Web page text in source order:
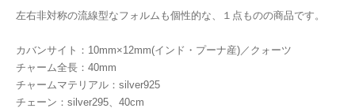
左右非対称の流線型なフォルムも個性的な、１点ものの商品です。
カバンサイト：10mm×12mm(インド・プーナ産)／クォーツ
チャーム全長：40mm
チャームマテリアル：silver925
チェーン：silver295、40cm